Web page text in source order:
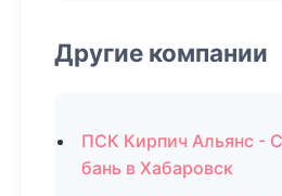
Другие компании
ПСК Кирпич Альянс -
бань в Хабаровск